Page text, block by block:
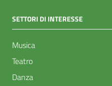
SETTORI DI INTERESSE
Musica
Teatro
Danza